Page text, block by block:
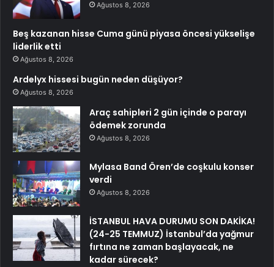
Ağustos 8, 2026
Beş kazanan hisse Cuma günü piyasa öncesi yükselişe
liderlik etti
Ağustos 8, 2026
Ardelyx hissesi bugün neden düşüyor?
Ağustos 8, 2026
Araç sahipleri 2 gün içinde o parayı
ödemek zorunda
Ağustos 8, 2026
Mylasa Band Ören’de coşkulu konser
verdi
Ağustos 8, 2026
İSTANBUL HAVA DURUMU SON DAKİKA!
(24-25 TEMMUZ) İstanbul’da yağmur
fırtına ne zaman başlayacak, ne
kadar sürecek?